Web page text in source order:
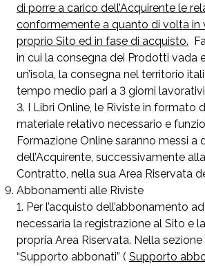
di porre a carico dell’Acquirente le
conformemente a quanto di volta in
proprio Sito ed in fase di acquisto.
in cui la consegna dei Prodotti vada
un’isola, la consegna nel territorio
tempo medio pari a 3 giorni
I Libri Online, le Riviste in formato
materiale relativo necessario e
Formazione Online saranno messi a
dell’Acquirente, successivamente
Contratto, nella sua Area Riservata
Abbonamenti alle Riviste
Per l’acquisto dell’abbonamento
necessaria la registrazione al Sito e
propria Area Riservata. Nella
“Supporto abbonati” ( Supporto